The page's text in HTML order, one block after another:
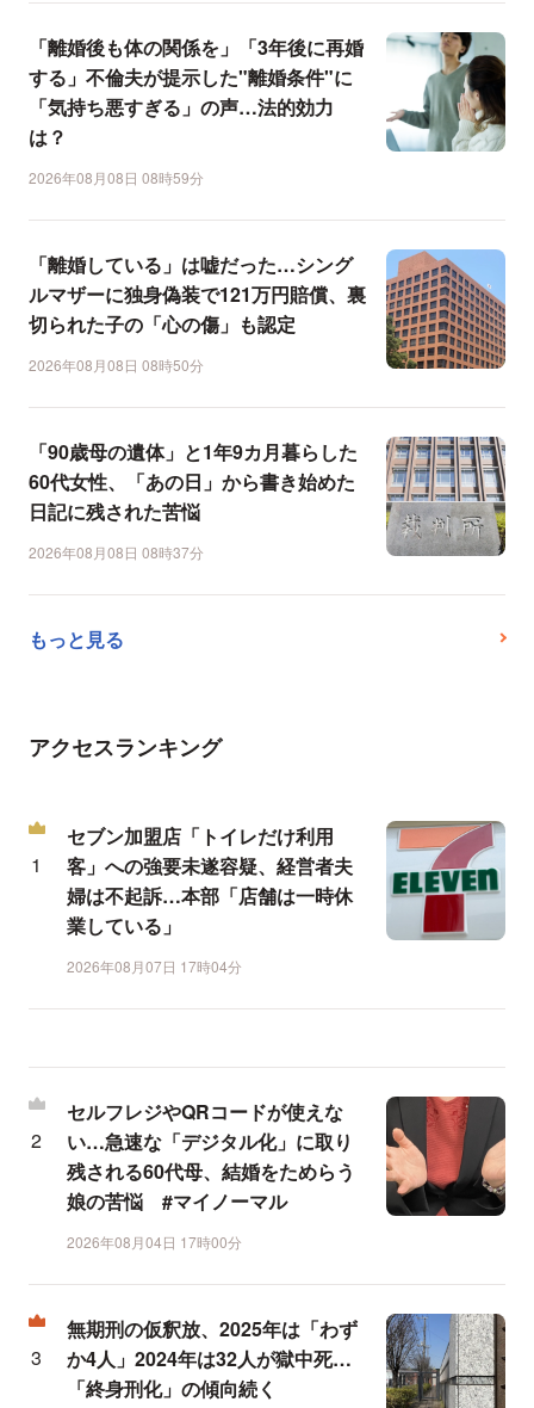
「離婚後も体の関係を」「3年後に再婚
する」不倫夫が提示した"離婚条件"に
「気持ち悪すぎる」の声…法的効力
は？
2026年08月08日 08時59分
「離婚している」は嘘だった…シング
ルマザーに独身偽装で121万円賠償、裏
切られた子の「心の傷」も認定
2026年08月08日 08時50分
「90歳母の遺体」と1年9カ月暮らした
60代女性、「あの日」から書き始めた
日記に残された苦悩
2026年08月08日 08時37分
もっと見る
アクセスランキング
セブン加盟店「トイレだけ利用
客」への強要未遂容疑、経営者夫
婦は不起訴…本部「店舗は一時休
業している」
2026年08月07日 17時04分
セルフレジやQRコードが使えな
い…急速な「デジタル化」に取り
残される60代母、結婚をためらう
娘の苦悩 #マイノーマル
2026年08月04日 17時00分
無期刑の仮釈放、2025年は「わず
か4人」2024年は32人が獄中死…
「終身刑化」の傾向続く